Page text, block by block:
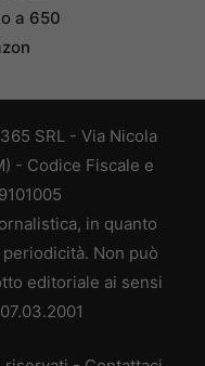
a 650
SRL - Via Nicola
- Codice Fiscale e
in quanto
Non può
editoriale ai sensi